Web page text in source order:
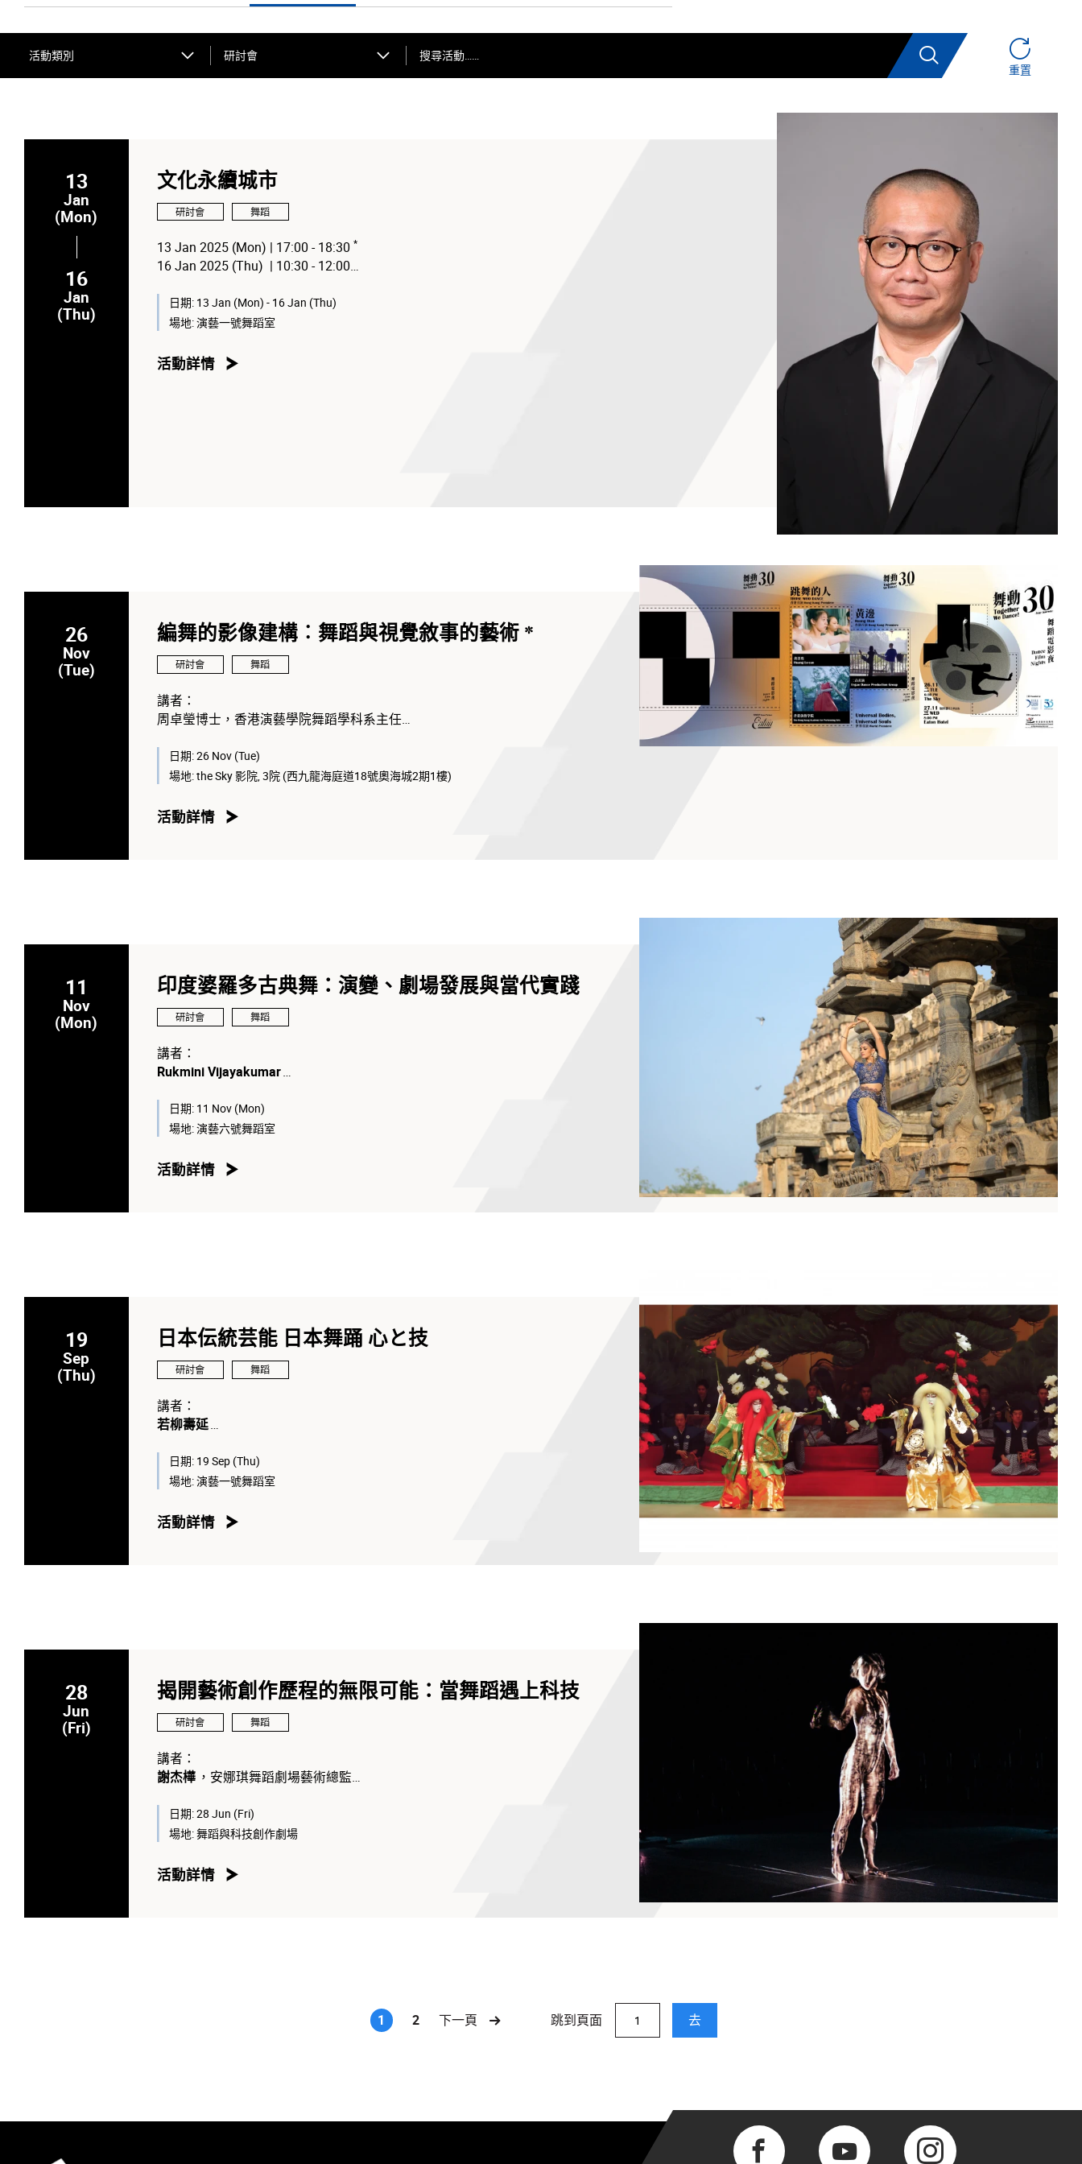
活動類別 研討會
搜尋活動…… 搜索
重置
13
Jan
(Mon)
16
Jan
(Thu)
文化永續城市
研討會 舞蹈
13 Jan 2025 (Mon) | 17:00 - 18:30 *
16 Jan 2025 (Thu) | 10:30 - 12:00
* 專場為香港演藝學院師生而設
日期: 13 Jan (Mon) - 16 Jan (Thu)
場地:演藝一號舞蹈室
活動詳情
26
Nov
(Tue)
編舞的影像建構︰舞蹈與視覺敘事的藝術 *
研討會 舞蹈
講者：
周卓瑩博士，香港演藝學院舞蹈學科系主任
林均乘博士，香港演藝學院署理電影電視學院院長
日期:26 Nov (Tue)
場地:the Sky 影院, 3院 (西九龍海庭道18號奧海城2期1樓)
活動詳情
11
Nov
(Mon)
印度婆羅多古典舞：演變、劇場發展與當代實踐
研討會 舞蹈
講者：
Rukmini Vijayakumar
婆羅多舞 Raadha Kalpa 舞蹈訓練法創始人
陳頌瑛教授
日期: 11 Nov (Mon)
場地:演藝六號舞蹈室
活動詳情
19
Sep
(Thu)
日本伝統芸能 日本舞踊 心と技
研討會 舞蹈
講者：
若柳壽延
主持人：
日期: 19 Sep (Thu)
場地:演藝一號舞蹈室
活動詳情
28
Jun
(Fri)
揭開藝術創作歷程的無限可能：當舞蹈遇上科技
研討會 舞蹈
講者：
謝杰樺 ，安娜琪舞蹈劇場藝術總監
主持人：
陳頌瑛教授，香港演藝學院舞蹈學院院長
日期:28 Jun (Fri)
場地:舞蹈與科技創作劇場
活動詳情
1
(current)
2 下一頁 跳到頁面 去